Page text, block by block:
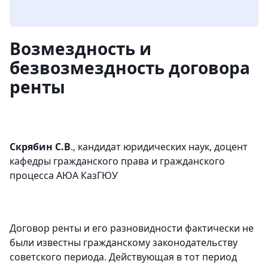
Возмездность и
безвозмездность договора
ренты
Скрябин С.В., кандидат юридических наук, доцент
кафедры гражданского права и гражданского
процесса АЮА КазГЮУ
Договор ренты и его разновидности фактически не
были известны гражданскому законодательству
советского периода. Действующая в тот период